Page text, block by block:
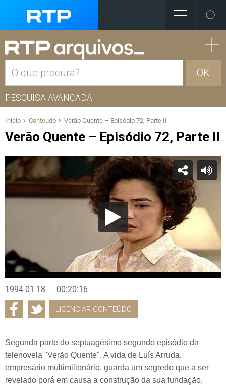
OK
PESQUISA AVANÇADA
Início Conteúdo Verão Quente – Episódio 72, Parte II
Verão Quente – Episódio 72, Parte II
1994-01-18 00:20:16
LICENCIAR CONTEÚDO
Segunda parte do septuagésimo segundo episódio da
telenovela "Verão Quente". A vida de Luís Arruda,
empresário multimilionário, guarda um segredo que a ser
revelado porá em causa a construção da sua fundação,